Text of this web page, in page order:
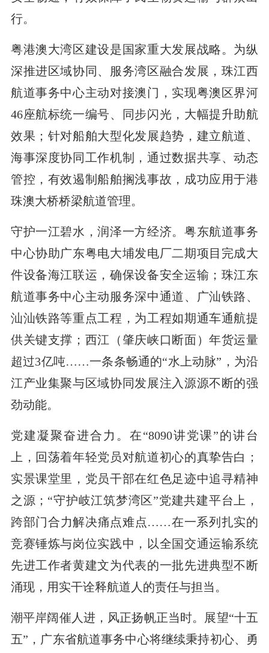
行。
粤港澳大湾区建设是国家重大发展战略。为纵
深推进区域协同、服务湾区融合发展，珠江西
航道事务中心主动对接澳门，实现粤澳区界河
46座航标统一编号、同步闪光，大幅提升助航
效果；针对船舶大型化发展趋势，建立航道、
海事深度协同工作机制，通过数据共享、动态
管控，有效遏制船舶搁浅事故，成功应用于港
珠澳大桥桥梁航道管理。
守护一江碧水，润泽一方经济。粤东航道事务
中心协助广东粤电大埔发电厂二期项目完成大
件设备海江联运，确保设备安全运输；珠江东
航道事务中心主动服务深中通道、广汕铁路、
汕汕铁路等重点工程，为工程如期通车通航提
供关键支撑；西江（肇庆峡口断面）年货运量
超过3亿吨……一条条畅通的“水上动脉”，为沿
江产业集聚与区域协同发展注入源源不断的强
劲动能。
党建凝聚奋进合力。在“8090讲党课”的讲台
上，回荡着年轻党员对航道初心的真挚告白；
实景课堂里，党员干部在红色足迹中追寻精神
之源；“守护岐江筑梦湾区”党建共建平台上，
跨部门合力解决痛点难点……在一系列扎实的
竞赛锤炼与岗位实践中，以全国交通运输系统
先进工作者黄建文为代表的一批先进典型不断
涌现，用实干诠释航道人的责任与担当。
潮平岸阔催人进，风正扬帆正当时。展望“十五
五”，广东省航道事务中心将继续秉持初心、勇